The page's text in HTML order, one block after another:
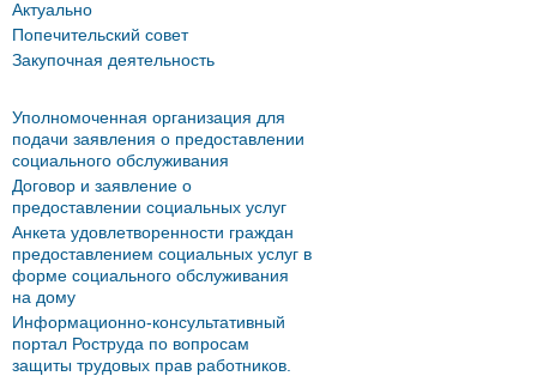
Актуально
Попечительский совет
Закупочная деятельность
Уполномоченная организация для
подачи заявления о предоставлении
социального обслуживания
Договор и заявление о
предоставлении социальных услуг
Анкета удовлетворенности граждан
предоставлением социальных услуг в
форме социального обслуживания
на дому
Информационно-консультативный
портал Роструда по вопросам
защиты трудовых прав работников.